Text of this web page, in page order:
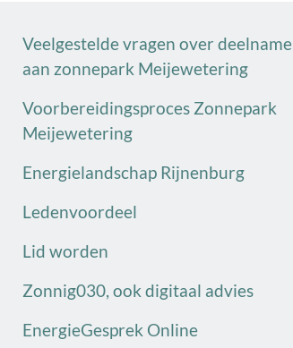
Veelgestelde vragen over deelname
aan zonnepark Meijewetering
Voorbereidingsproces Zonnepark
Meijewetering
Energielandschap Rijnenburg
Ledenvoordeel
Lid worden
Zonnig030, ook digitaal advies
EnergieGesprek Online